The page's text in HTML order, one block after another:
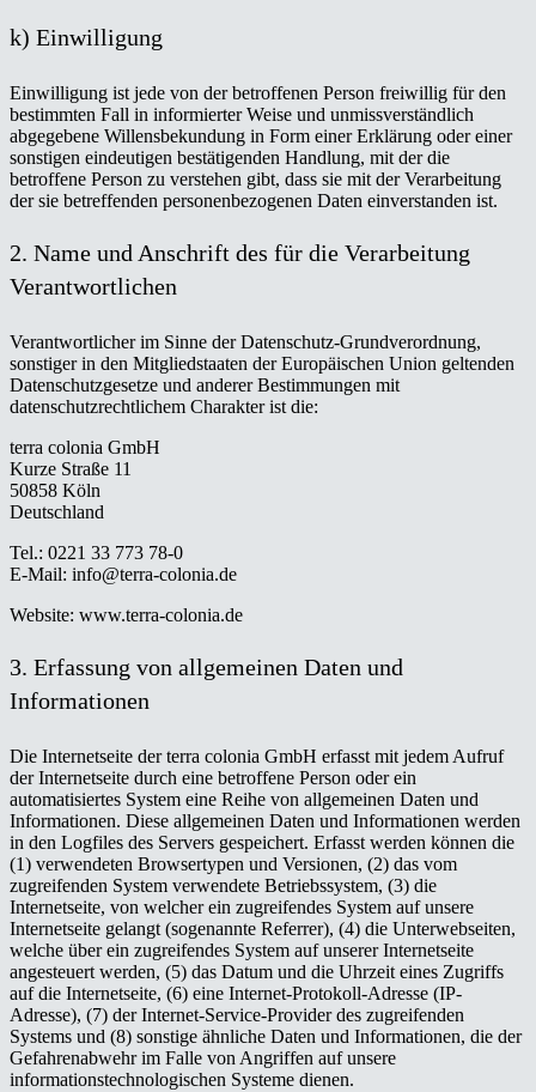
k) Einwilligung
Einwilligung ist jede von der betroffenen Person freiwillig für den
bestimmten Fall in informierter Weise und unmissverständlich
abgegebene Willensbekundung in Form einer Erklärung oder einer
sonstigen eindeutigen bestätigenden Handlung, mit der die
betroffene Person zu verstehen gibt, dass sie mit der Verarbeitung
der sie betreffenden personenbezogenen Daten einverstanden ist.
2. Name und Anschrift des für die Verarbeitung
Verantwortlichen
Verantwortlicher im Sinne der Datenschutz-Grundverordnung,
sonstiger in den Mitgliedstaaten der Europäischen Union geltenden
Datenschutzgesetze und anderer Bestimmungen mit
datenschutzrechtlichem Charakter ist die:
terra colonia GmbH
Kurze Straße 11
50858 Köln
Deutschland
Tel.: 0221 33 773 78-0
E-Mail: info@terra-colonia.de
Website: www.terra-colonia.de
3. Erfassung von allgemeinen Daten und
Informationen
Die Internetseite der terra colonia GmbH erfasst mit jedem Aufruf
der Internetseite durch eine betroffene Person oder ein
automatisiertes System eine Reihe von allgemeinen Daten und
Informationen. Diese allgemeinen Daten und Informationen werden
in den Logfiles des Servers gespeichert. Erfasst werden können die
(1) verwendeten Browsertypen und Versionen, (2) das vom
zugreifenden System verwendete Betriebssystem, (3) die
Internetseite, von welcher ein zugreifendes System auf unsere
Internetseite gelangt (sogenannte Referrer), (4) die Unterwebseiten,
welche über ein zugreifendes System auf unserer Internetseite
angesteuert werden, (5) das Datum und die Uhrzeit eines Zugriffs
auf die Internetseite, (6) eine Internet-Protokoll-Adresse (IP-
Adresse), (7) der Internet-Service-Provider des zugreifenden
Systems und (8) sonstige ähnliche Daten und Informationen, die der
Gefahrenabwehr im Falle von Angriffen auf unsere
informationstechnologischen Systeme dienen.